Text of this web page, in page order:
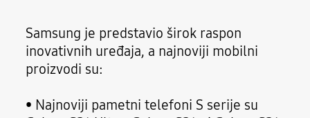
Samsung je predstavio širok raspon
inovativnih uređaja, a najnoviji mobilni
proizvodi su:
• Najnoviji pametni telefoni S serije su